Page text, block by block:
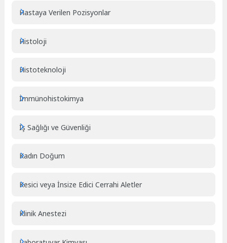
Hastaya Verilen Pozisyonlar
Histoloji
Histoteknoloji
İmmünohistokimya
İş Sağlığı ve Güvenliği
Kadın Doğum
Kesici veya İnsize Edici Cerrahi Aletler
Klinik Anestezi